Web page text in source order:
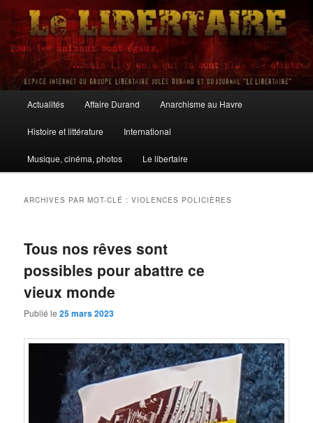
Aller
contenu
principal
Aller
contenu
secondaire
Le Libertaire
principal
Actualités Affaire Durand Anarchisme au Havre
Histoire et littérature International
Musique, cinéma, photos Le libertaire
ARCHIVES PAR MOT-CLÉ :VIOLENCES POLICIÈRES
Tous nos rêves sont
possibles pour abattre ce
vieux monde
Publié le25 mars 2023